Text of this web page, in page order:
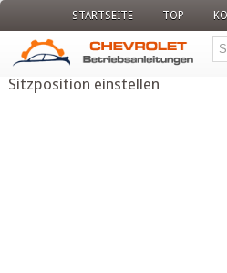
STARTSEITE TOP
Sitzposition einstellen